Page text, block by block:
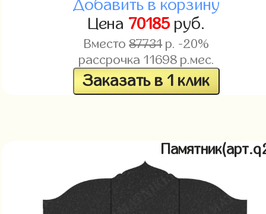
Добавить в корзину
Цена 70185руб.
Вместо87731р. -20%
рассрочка 11698 р.мес.
Заказать в 1 клик